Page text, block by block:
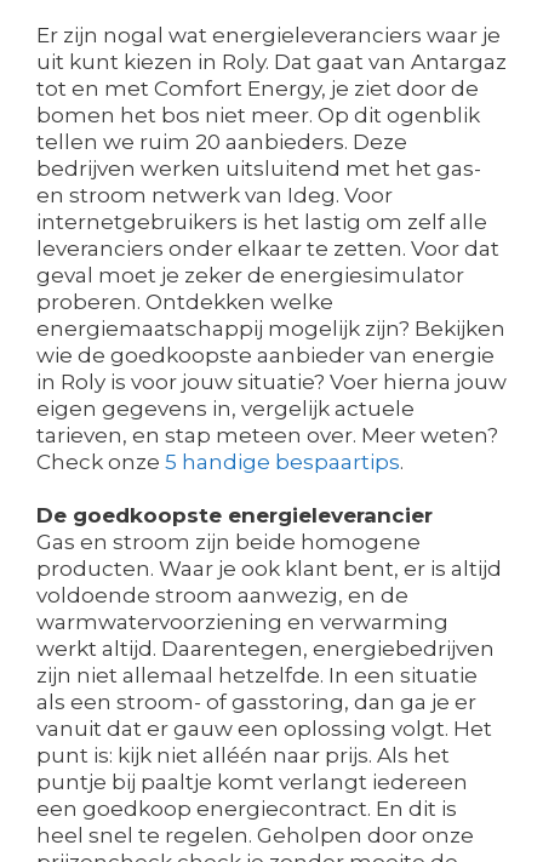
Er zijn nogal wat energieleveranciers waar je
uit kunt kiezen in Roly. Dat gaat van Antargaz
tot en met Comfort Energy, je ziet door de
bomen het bos niet meer. Op dit ogenblik
tellen we ruim 20 aanbieders. Deze
bedrijven werken uitsluitend met het gas-
en stroom netwerk van Ideg. Voor
internetgebruikers is het lastig om zelf alle
leveranciers onder elkaar te zetten. Voor dat
geval moet je zeker de energiesimulator
proberen. Ontdekken welke
energiemaatschappij mogelijk zijn? Bekijken
wie de goedkoopste aanbieder van energie
in Roly is voor jouw situatie? Voer hierna jouw
eigen gegevens in, vergelijk actuele
tarieven, en stap meteen over. Meer weten?
Check onze 5 handige bespaartips.
De goedkoopste energieleverancier
Gas en stroom zijn beide homogene
producten. Waar je ook klant bent, er is altijd
voldoende stroom aanwezig, en de
warmwatervoorziening en verwarming
werkt altijd. Daarentegen, energiebedrijven
zijn niet allemaal hetzelfde. In een situatie
als een stroom- of gasstoring, dan ga je er
vanuit dat er gauw een oplossing volgt. Het
punt is: kijk niet alléén naar prijs. Als het
puntje bij paaltje komt verlangt iedereen
een goedkoop energiecontract. En dit is
heel snel te regelen. Geholpen door onze